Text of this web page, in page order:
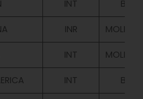
INT
INR
INT
INT